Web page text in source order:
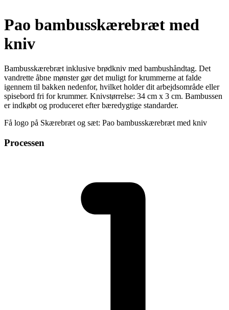
Pao bambusskærebræt med
kniv
Bambusskærebræt inklusive brødkniv med bambushåndtag. Det
vandrette åbne mønster gør det muligt for krummerne at falde
igennem til bakken nedenfor, hvilket holder dit arbejdsområde eller
spisebord fri for krummer. Knivstørrelse: 34 cm x 3 cm. Bambussen
er indkøbt og produceret efter bæredygtige standarder.
Få logo på Skærebræt og sæt: Pao bambusskærebræt med kniv
Processen